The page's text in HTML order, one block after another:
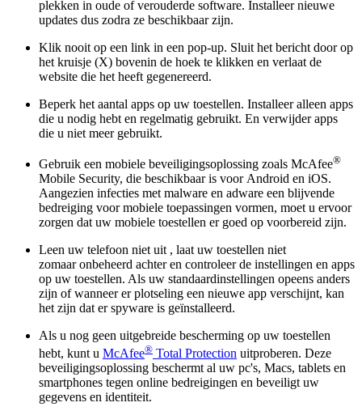
plekken in oude of verouderde software. Installeer nieuwe
updates dus zodra ze beschikbaar zijn.
Klik nooit op een link in een pop-up. Sluit het bericht door op
het kruisje (X) bovenin de hoek te klikken en verlaat de
website die het heeft gegenereerd.
Beperk het aantal apps op uw toestellen. Installeer alleen apps
die u nodig hebt en regelmatig gebruikt. En verwijder apps
die u niet meer gebruikt.
Gebruik een mobiele beveiligingsoplossing zoals McAfee®
Mobile Security, die beschikbaar is voor Android en iOS.
Aangezien infecties met malware en adware een blijvende
bedreiging voor mobiele toepassingen vormen, moet u ervoor
zorgen dat uw mobiele toestellen er goed op voorbereid zijn.
Leen uw telefoon niet uit , laat uw toestellen niet
zomaar onbeheerd achter en controleer de instellingen en apps
op uw toestellen. Als uw standaardinstellingen opeens anders
zijn of wanneer er plotseling een nieuwe app verschijnt, kan
het zijn dat er spyware is geïnstalleerd.
Als u nog geen uitgebreide bescherming op uw toestellen
hebt, kunt u McAfee® Total Protection uitproberen. Deze
beveiligingsoplossing beschermt al uw pc's, Macs, tablets en
smartphones tegen online bedreigingen en beveiligt uw
gegevens en identiteit.